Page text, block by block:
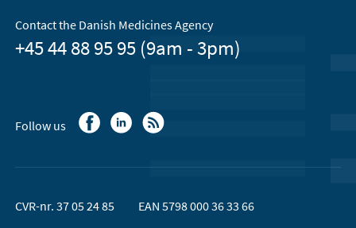
Contact the Danish Medicines Agency
+45 44 88 95 95 (9am - 3pm)
Follow us
CVR-nr. 37 05 24 85 EAN 5798 000 36 33 66